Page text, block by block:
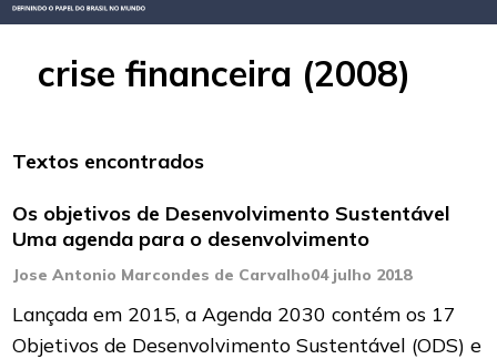
crise financeira (2008)
Textos encontrados
Os objetivos de Desenvolvimento Sustentável
Uma agenda para o desenvolvimento
Jose Antonio Marcondes de Carvalho04 julho 2018
Lançada em 2015, a Agenda 2030 contém os 17
Objetivos de Desenvolvimento Sustentável (ODS) e